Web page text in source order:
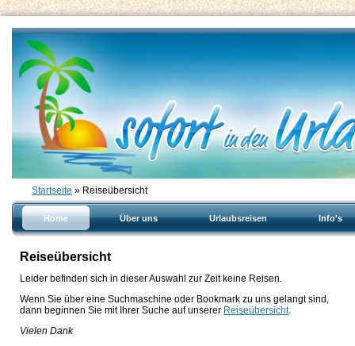
Startseite » Reiseübersicht
Home Über uns Urlaubsreisen Info's
Reiseübersicht
Leider befinden sich in dieser Auswahl zur Zeit keine Reisen.
Wenn Sie über eine Suchmaschine oder Bookmark zu uns gelangt sind,
dann beginnen Sie mit Ihrer Suche auf unserer Reiseübersicht.
Vielen Dank